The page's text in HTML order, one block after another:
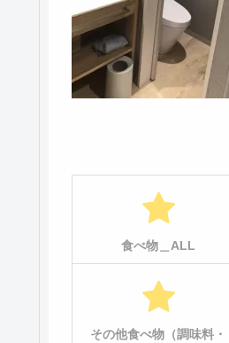
食べ物＿ALL
その他食べ物（調味料・